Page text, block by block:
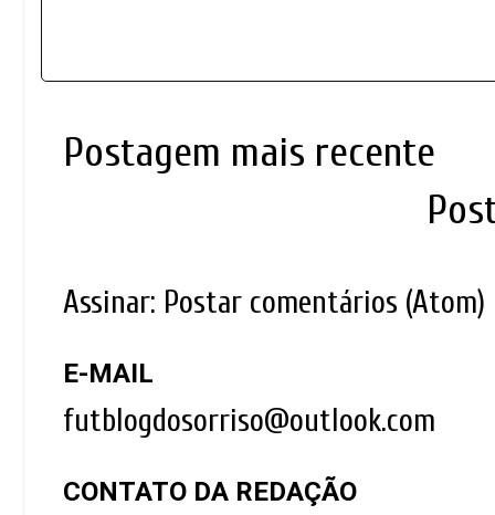
Postagem mais recente
Assinar: Postar comentários (Atom)
E-MAIL
futblogdosorriso@outlook.com
CONTATO DA REDAÇÃO